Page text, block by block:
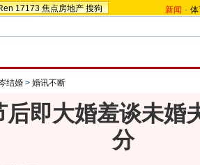
17173 焦点房地产 搜狗 新闻 -
结婚 > 婚讯不断
后即大婚羞谈未婚
分